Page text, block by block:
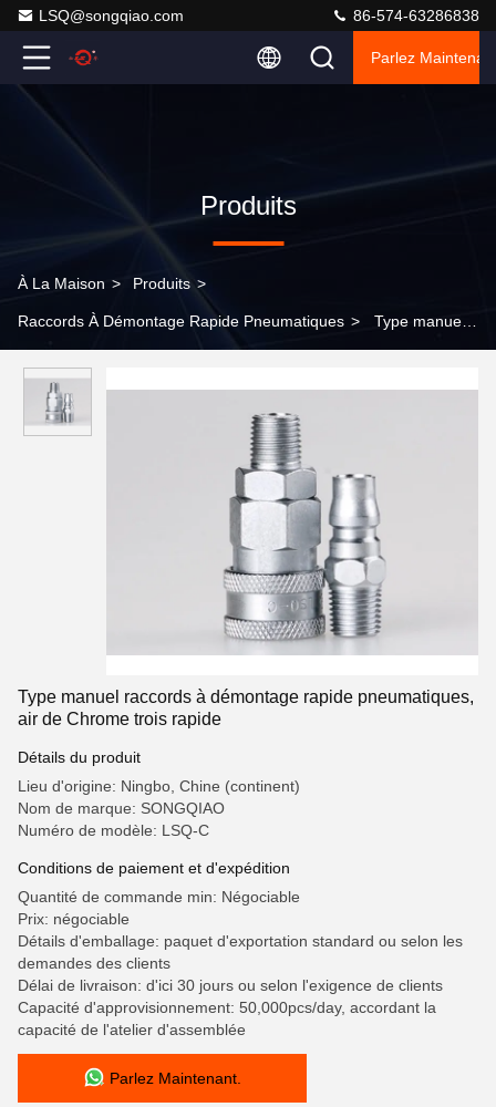
LSQ@songqiao.com 86-574-63286838
Parlez
Produits
À La Maison > Produits >
Raccords À Démontage Rapide Pneumatiques > Type manuel
rapide
Type manuel raccords à démontage rapide pneumatiques,
air de Chrome trois rapide
Détails du produit
Lieu d'origine: Ningbo, Chine (continent)
Nom de marque: SONGQIAO
Numéro de modèle: LSQ-C
Conditions de paiement et d'expédition
Quantité de commande min: Négociable
Prix: négociable
Détails d'emballage: paquet d'exportation standard ou selon les
demandes des clients
Délai de livraison: d'ici 30 jours ou selon l'exigence de clients
Capacité d'approvisionnement: 50,000pcs/day, accordant la
capacité de l'atelier d'assemblée
Parlez Maintenant.